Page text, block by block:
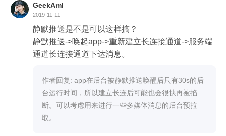
GeekAmI
2019-11-11
静默推送是不是可以这样搞？
静默推送->唤起app->重新建立长连接通道->服务端
通道长连接通道下达消息。
作者回复: app在后台被静默推送唤醒后只有30s的后
台运行时间，所以建立长连后可能也会很快再被掐
断。可以考虑用来进行一些多媒体消息的后台预拉
取。